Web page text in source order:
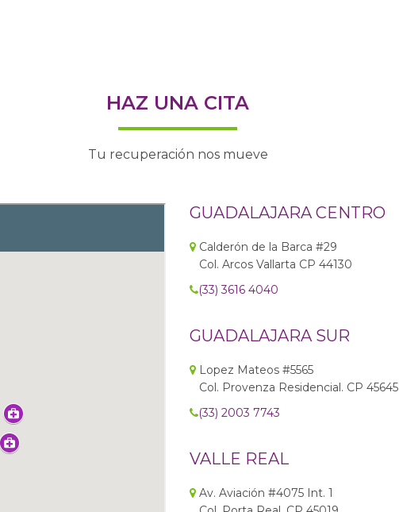
HAZ UNA CITA
Tu recuperación nos mueve
GUADALAJARA CENTRO
Calderón de la Barca #29
Col. Arcos Vallarta CP 44130
(33) 3616 4040
GUADALAJARA SUR
Lopez Mateos #5565
Col. Provenza Residencial. CP 45645
(33) 2003 7743
VALLE REAL
Av. Aviación #4075 Int. 1